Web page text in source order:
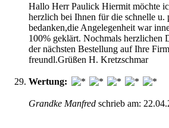
Hallo Herr Paulick Hiermit möchte
herzlich bei Ihnen für die schnelle
bedanken,die Angelegenheit war
100% geklärt. Nochmals herzlichen
der nächsten Bestellung auf Ihre
freundl.Grüßen H. Kretzschmar
Wertung:
Grandke Manfred schrieb am: